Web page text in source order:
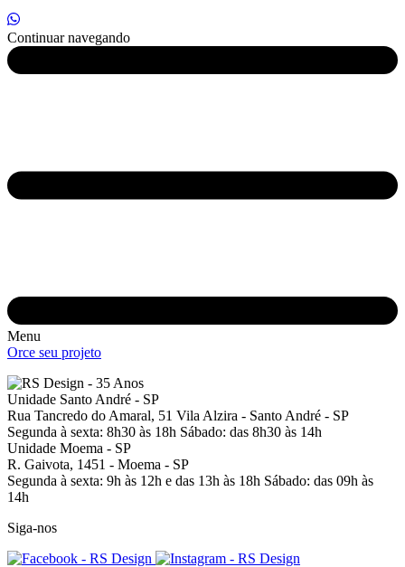
Continuar navegando
Menu
Orce seu projeto
Unidade Santo André - SP
Rua Tancredo do Amaral, 51 Vila Alzira - Santo André - SP
Segunda à sexta: 8h30 às 18h Sábado: das 8h30 às 14h
Unidade Moema - SP
R. Gaivota, 1451 - Moema - SP
Segunda à sexta: 9h às 12h e das 13h às 18h Sábado: das 09h às
14h
Siga-nos